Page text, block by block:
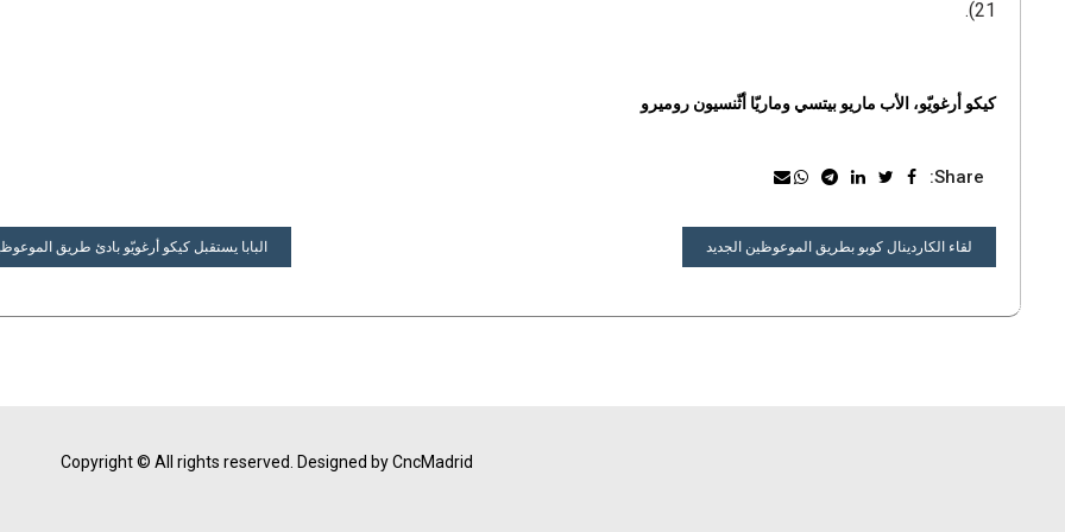
21).
كيكو أرغويّو، الأب ماريو بيتسي وماريّا أثّنسيون روميرو
Share:
تصفّح
المقالات
البابا يستقبل كيكو أرغويّو بادئ طريق لقاء الكاردينال كوبو بطريق الموعوظين الجديد
Copyright © All rights reserved. Designed by CncMadrid